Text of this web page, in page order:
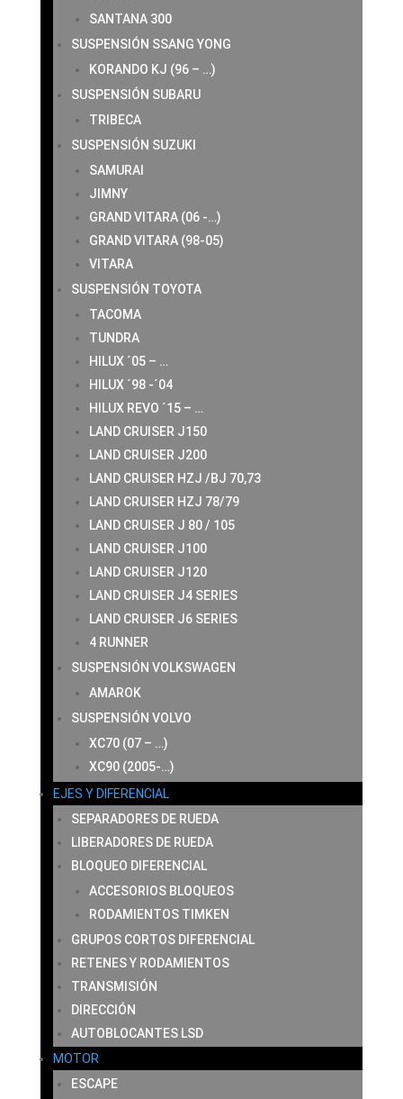
SANTANA 300
SUSPENSIÓN SSANG YONG
KORANDO KJ (96 – …)
SUSPENSIÓN SUBARU
TRIBECA
SUSPENSIÓN SUZUKI
SAMURAI
JIMNY
GRAND VITARA (06 -…)
GRAND VITARA (98-05)
VITARA
SUSPENSIÓN TOYOTA
TACOMA
TUNDRA
HILUX ´05 – …
HILUX ´98 -´04
HILUX REVO ´15 – …
LAND CRUISER J150
LAND CRUISER J200
LAND CRUISER HZJ /BJ 70,73
LAND CRUISER HZJ 78/79
LAND CRUISER J 80 / 105
LAND CRUISER J100
LAND CRUISER J120
LAND CRUISER J4 SERIES
LAND CRUISER J6 SERIES
4 RUNNER
SUSPENSIÓN VOLKSWAGEN
AMAROK
SUSPENSIÓN VOLVO
XC70 (07 – …)
XC90 (2005-…)
EJES Y DIFERENCIAL
SEPARADORES DE RUEDA
LIBERADORES DE RUEDA
BLOQUEO DIFERENCIAL
ACCESORIOS BLOQUEOS
RODAMIENTOS TIMKEN
GRUPOS CORTOS DIFERENCIAL
RETENES Y RODAMIENTOS
TRANSMISIÓN
DIRECCIÓN
AUTOBLOCANTES LSD
MOTOR
ESCAPE